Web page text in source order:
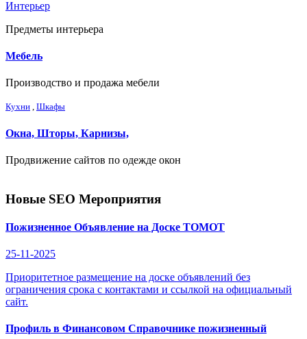
Интерьер
Предметы интерьера
Мебель
Производство и продажа мебели
Кухни , Шкафы
Окна, Шторы, Карнизы,
Продвижение сайтов по одежде окон
Новые SEO Мероприятия
Пожизненное Объявление на Доске ТОМОТ
25-11-2025
Приоритетное размещение на доске объявлений без
ограничения срока с контактами и ссылкой на официальный
сайт.
Профиль в Финансовом Справочнике пожизненный